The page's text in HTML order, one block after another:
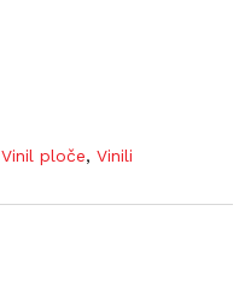
Vinil ploče, Vinili